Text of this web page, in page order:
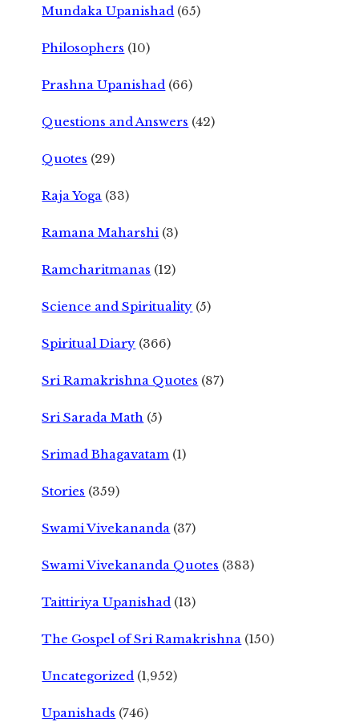
Mundaka Upanishad (65)
Philosophers (10)
Prashna Upanishad (66)
Questions and Answers (42)
Quotes (29)
Raja Yoga (33)
Ramana Maharshi (3)
Ramcharitmanas (12)
Science and Spirituality (5)
Spiritual Diary (366)
Sri Ramakrishna Quotes (87)
Sri Sarada Math (5)
Srimad Bhagavatam (1)
Stories (359)
Swami Vivekananda (37)
Swami Vivekananda Quotes (383)
Taittiriya Upanishad (13)
The Gospel of Sri Ramakrishna (150)
Uncategorized (1,952)
Upanishads (746)